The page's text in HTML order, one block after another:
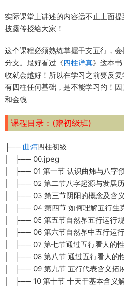
实际课堂上讲述的内容远不止上面
披露传授给大家！
这个课程必须熟练掌握干支五行，
分支。最好看过《四柱详真》这本
收就会越好！所以在学习之前要反
有四柱任何基础，是不能学习的！
和金钱
课程目录：(赠初级班)
├── 曲炜四柱初级
│ ├── 00.jpeg
│ ├── 01 第一节 认识曲炜与八字
│ ├── 02 第二节八字起源与发展
│ ├── 03 第三节阴阳的概念及含
│ ├── 04 第四节 如何理解五行生
│ ├── 05 第五节自然界五行运行
│ ├── 06 第六节自然界中五行运
│ ├── 07 第七节通过五行看人的
│ ├── 08 第八节 通过五行看人的
│ ├── 09 第九节 五行代表含义拓
│ ├── 10 第十节 十天干基本含义